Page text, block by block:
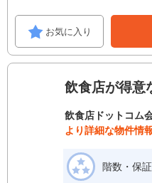
お気に入り
飲食店が得意
飲食店ドットコム
より詳細な物件情
階数・保